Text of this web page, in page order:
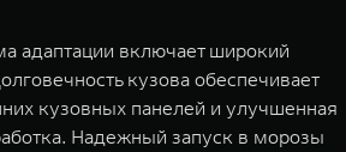
адаптации включает широкий
кузова обеспечивает
кузовных панелей и улучшенная
Надежный запуск в морозы